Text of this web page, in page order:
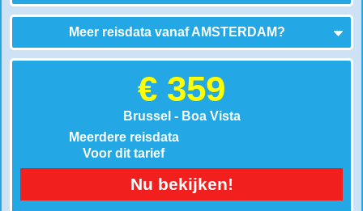
Meer reisdata vanafAMSTERDAM?
€ 359
Brussel - Boa Vista
Meerdere reisdata
Voor dit tarief
Nu bekijken!